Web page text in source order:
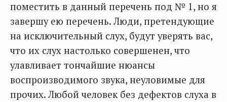
поместить в данный перечень под № 1, но я
завершу ею перечень. Люди, претендующие
на исключительный слух, будут уверять вас,
что их слух настолько совершенен, что
улавливает тончайшие нюансы
воспроизводимого звука, неуловимые для
прочих. Любой человек без дефектов слуха в